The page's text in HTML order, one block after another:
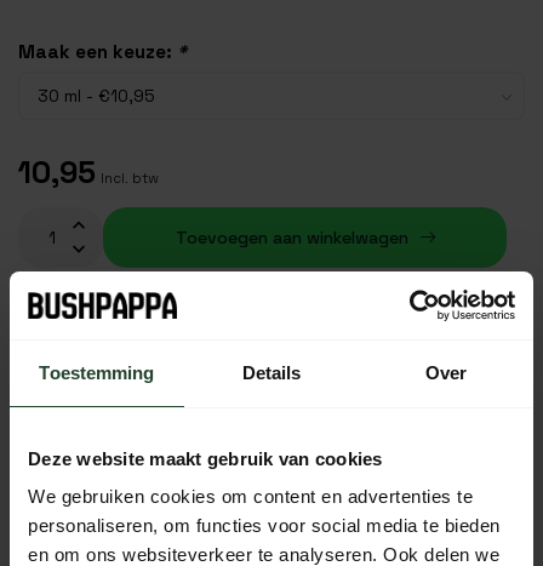
Toestemming Details Over
Deze website maakt gebruik van cookies
We gebruiken cookies om content en advertenties te
personaliseren, om functies voor social media te bieden
en om ons websiteverkeer te analyseren. Ook delen we
Maak een keuze: *
10,95 Incl. btw
Toevoegen aan winkelwagen
Op voorraad (20)
14 dagen bedenktijd met no-nonsens retourbeleid
Ma t/m Vr voor 17:00 besteld, dezelfde dag verzonden
Iedere dag bereikbaar van 10:00 tot 20:00 via de chat,
telefoon of email